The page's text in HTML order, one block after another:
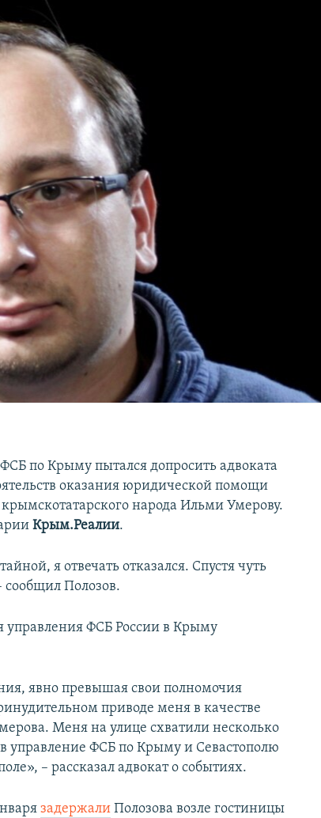
по Крыму пытался допросить адвоката
оказания юридической помощи
народа Ильми Умерову.
Крым.Реалии.
я отвечать отказался. Спустя чуть
сообщил Полозов.
управления ФСБ России в Крыму
явно превышая свои полномочия
приводе меня в качестве
Меня на улице схватили несколько
в управление ФСБ по Крыму и Севастополю
– рассказал адвокат о событиях.
задержали Полозова возле гостиницы